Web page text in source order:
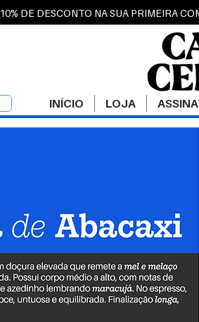
10% DE DESCONTO NA SUA PRIMEIRA
INÍCIO LOJA